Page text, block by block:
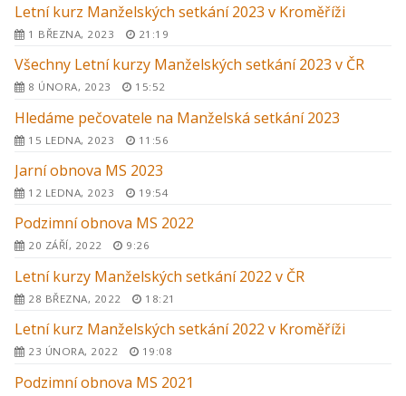
Letní kurz Manželských setkání 2023 v Kroměříži
1 BŘEZNA, 2023 21:19
Všechny Letní kurzy Manželských setkání 2023 v ČR
8 ÚNORA, 2023 15:52
Hledáme pečovatele na Manželská setkání 2023
15 LEDNA, 2023 11:56
Jarní obnova MS 2023
12 LEDNA, 2023 19:54
Podzimní obnova MS 2022
20 ZÁŘÍ, 2022 9:26
Letní kurzy Manželských setkání 2022 v ČR
28 BŘEZNA, 2022 18:21
Letní kurz Manželských setkání 2022 v Kroměříži
23 ÚNORA, 2022 19:08
Podzimní obnova MS 2021